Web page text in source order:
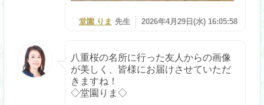
堂園 りま 先生 2026年4月29日(水) 16:05:58
八重桜の名所に行った友人からの画像
が美しく、皆様にお届けさせていただ
きますね！
◇堂園りま◇